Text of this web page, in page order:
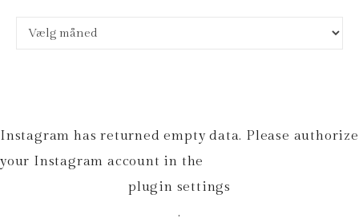
Arkiver
Instagram has returned empty data. Please authorize
your Instagram account in the
plugin settings
.